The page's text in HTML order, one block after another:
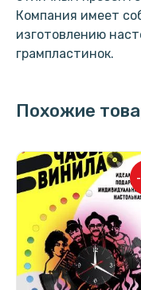
Компания имеет
изготовлению
грампластинок.
Похожие